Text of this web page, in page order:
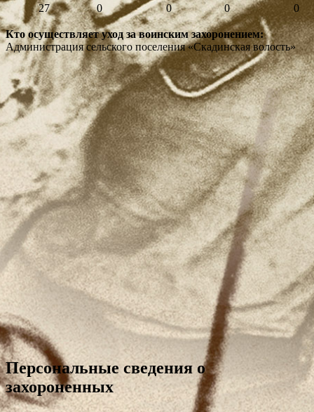
27
0 0 0 0
Кто осуществляет уход за воинским захоронением:
Администрация сельского поселения «Скадинская волость»
Персональные сведения о
захороненных